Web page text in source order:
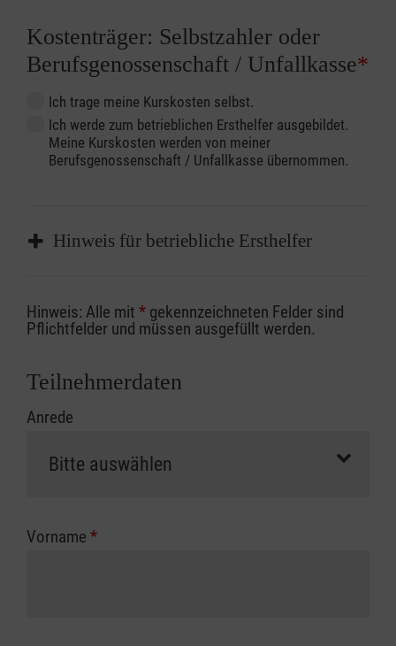
Kostenträger: Selbstzahler oder
Berufsgenossenschaft / Unfallkasse*
Ich trage meine Kurskosten selbst.
Ich werde zum betrieblichen Ersthelfer ausgebildet.
Meine Kurskosten werden von meiner
Berufsgenossenschaft / Unfallkasse übernommen.
Hinweis für betriebliche Ersthelfer
Sofern Sie ein Kostenübernahmeverfahren
Ihrer Berufsgenossenschaft / Unfallkasse
Abrechnungsunterlagen spätestens zu
erfolgt eine Abrechnung der vollen Kursgebühr
Die notwendigen Formulare für die
zuständigen Berufsgenossenschaft oder
Hinweis: Alle mit * gekennzeichneten Felder sind
Pflichtfelder und müssen ausgefüllt werden.
Teilnehmerdaten
Anrede
Vorname *